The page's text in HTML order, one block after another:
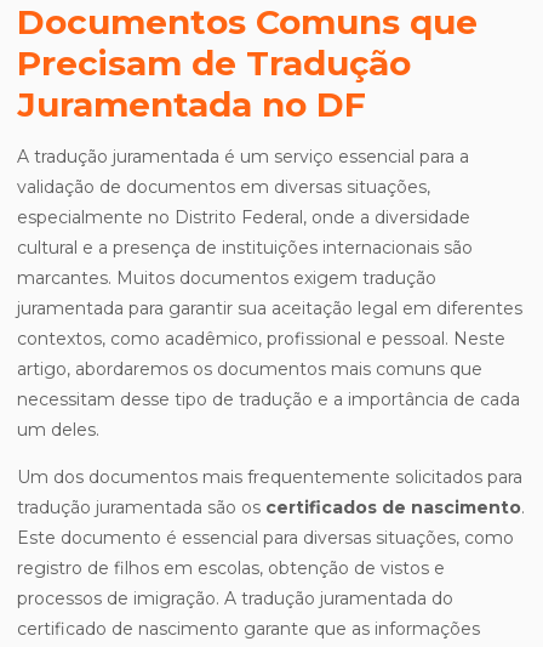
Documentos Comuns que
Precisam de Tradução
Juramentada no DF
A tradução juramentada é um serviço essencial para a
validação de documentos em diversas situações,
especialmente no Distrito Federal, onde a diversidade
cultural e a presença de instituições internacionais são
marcantes. Muitos documentos exigem tradução
juramentada para garantir sua aceitação legal em diferentes
contextos, como acadêmico, profissional e pessoal. Neste
artigo, abordaremos os documentos mais comuns que
necessitam desse tipo de tradução e a importância de cada
um deles.
Um dos documentos mais frequentemente solicitados para
tradução juramentada são os certificados de nascimento.
Este documento é essencial para diversas situações, como
registro de filhos em escolas, obtenção de vistos e
processos de imigração. A tradução juramentada do
certificado de nascimento garante que as informações